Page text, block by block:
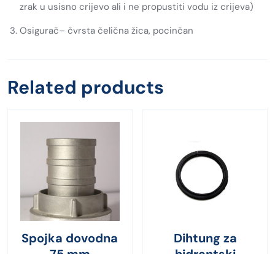
zrak u usisno crijevo ali i ne propustiti vodu iz crijeva)
Osigurač– čvrsta čelična žica, pocinčan
Related products
Spojka dovodna
Dihtung za